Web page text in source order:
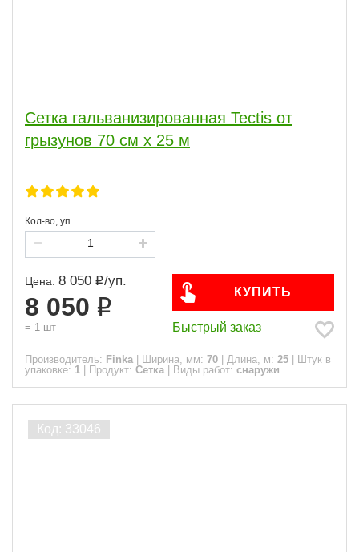
Сетка гальванизированная Tectis от
грызунов 70 см х 25 м
Кол-во, уп.
Цена: 8 050 /уп.
8 050
= 1 шт
КУПИТЬ
Быстрый заказ
Производитель: Finka Ширина, мм: 70 Длина, м: 25
Штук в
упаковке: 1 Продукт: Сетка Виды работ: снаружи